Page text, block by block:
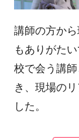
講師の方か
もありがた
校で会う講
き、現場の
した。